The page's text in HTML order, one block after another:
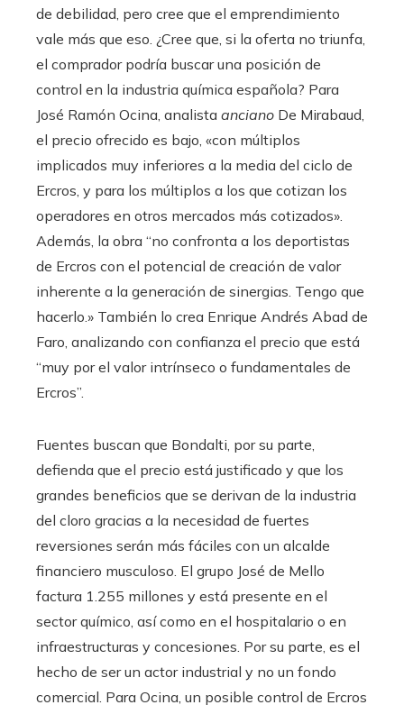
de debilidad, pero cree que el emprendimiento
vale más que eso. ¿Cree que, si la oferta no triunfa,
el comprador podría buscar una posición de
control en la industria química española? Para
José Ramón Ocina, analista anciano De Mirabaud,
el precio ofrecido es bajo, «con múltiplos
implicados muy inferiores a la media del ciclo de
Ercros, y para los múltiplos a los que cotizan los
operadores en otros mercados más cotizados».
Además, la obra “no confronta a los deportistas
de Ercros con el potencial de creación de valor
inherente a la generación de sinergias. Tengo que
hacerlo.» También lo crea Enrique Andrés Abad de
Faro, analizando con confianza el precio que está
“muy por el valor intrínseco o fundamentales de
Ercros”.
Fuentes buscan que Bondalti, por su parte,
defienda que el precio está justificado y que los
grandes beneficios que se derivan de la industria
del cloro gracias a la necesidad de fuertes
reversiones serán más fáciles con un alcalde
financiero musculoso. El grupo José de Mello
factura 1.255 millones y está presente en el
sector químico, así como en el hospitalario o en
infraestructuras y concesiones. Por su parte, es el
hecho de ser un actor industrial y no un fondo
comercial. Para Ocina, un posible control de Ercros